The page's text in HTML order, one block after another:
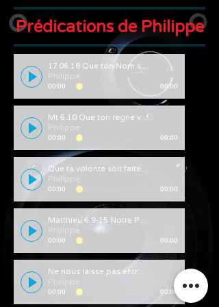
Prédications de Philippe
17.06.18 Que ton Nom soit sanctifié
Philippe
00:00 00:00
Mt 6.10 Que ton règne vienne
Philippe
00:00 00:00
Que ta volonté soit faite sur terre comme au ciel (Notre père & rameaux)
Philippe
00:00 00:00
Matthieu 6.9-15 Notre Père - le pain, le pardon
Philippe
00:00 00:00
Ne nous laisse pas entrer en tentation - Mt 6.13
Philippe
00:00 00:00